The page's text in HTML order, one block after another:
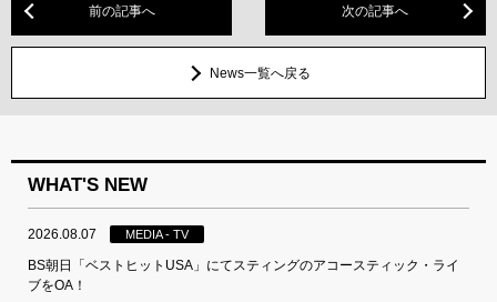
前の記事へ 次の記事へ
News一覧へ戻る
WHAT'S NEW
2026.08.07 MEDIA - TV
BS朝日「ベストヒットUSA」にてスティングのアコースティック・ライ
ブをOA！